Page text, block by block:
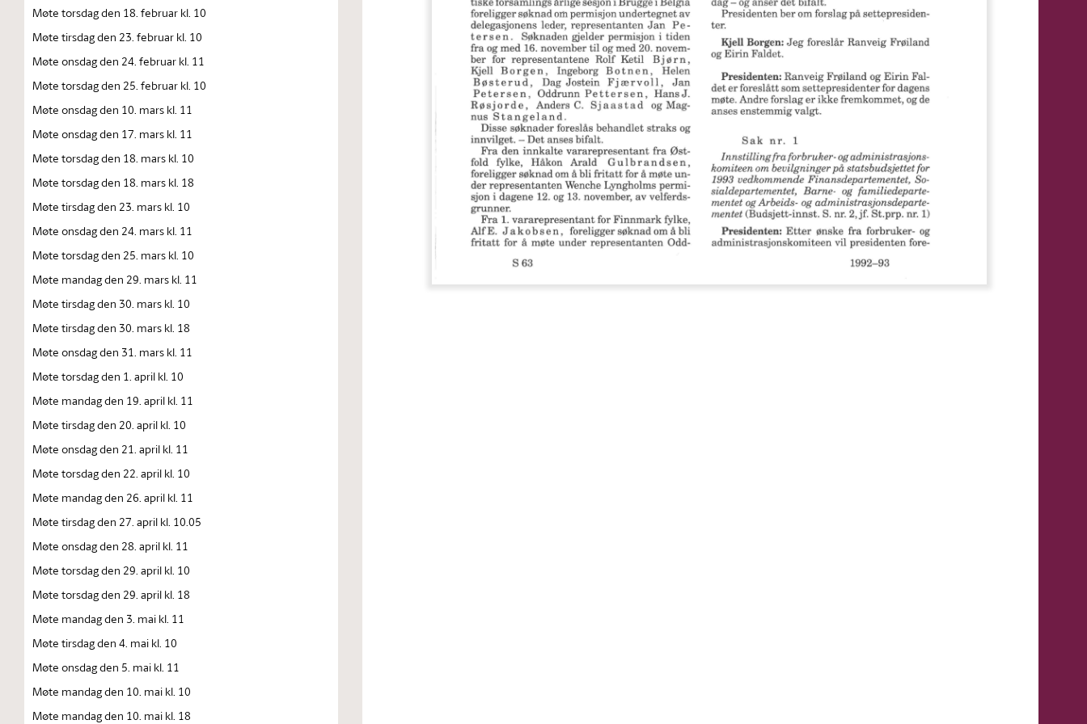
Møte torsdag den 18. februar kl. 10
Møte tirsdag den 23. februar kl. 10
Møte onsdag den 24. februar kl. 11
Møte torsdag den 25. februar kl. 10
Møte onsdag den 10. mars kl. 11
Møte onsdag den 17. mars kl. 11
Møte torsdag den 18. mars kl. 10
Møte torsdag den 18. mars kl. 18
Møte tirsdag den 23. mars kl. 10
Møte onsdag den 24. mars kl. 11
Møte torsdag den 25. mars kl. 10
Møte mandag den 29. mars kl. 11
Møte tirsdag den 30. mars kl. 10
Møte tirsdag den 30. mars kl. 18
Møte onsdag den 31. mars kl. 11
Møte torsdag den 1. april kl. 10
Møte mandag den 19. april kl. 11
Møte tirsdag den 20. april kl. 10
Møte onsdag den 21. april kl. 11
Møte torsdag den 22. april kl. 10
Møte mandag den 26. april kl. 11
Møte tirsdag den 27. april kl. 10.05
Møte onsdag den 28. april kl. 11
Møte torsdag den 29. april kl. 10
Møte torsdag den 29. april kl. 18
Møte mandag den 3. mai kl. 11
Møte tirsdag den 4. mai kl. 10
Møte onsdag den 5. mai kl. 11
Møte mandag den 10. mai kl. 10
Møte mandag den 10. mai kl. 18